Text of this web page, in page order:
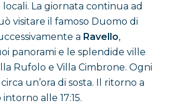
La giornata continua ad
visitare il famoso Duomo di
a Ravello,
panorami e le splendide ville
Rufolo e Villa Cimbrone. Ogni
un’ora di sosta. Il ritorno a
alle 17:15.